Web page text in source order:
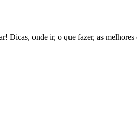
Dicas, onde ir, o que fazer, as